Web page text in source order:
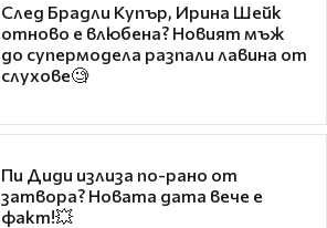
След Брадли Купър, Ирина Шейк
отново е влюбена? Новият мъж
до супермодела разпали лавина от
слухове🧐
Пи Диди излиза по-рано от
затвора? Новата дата вече е
факт!💥